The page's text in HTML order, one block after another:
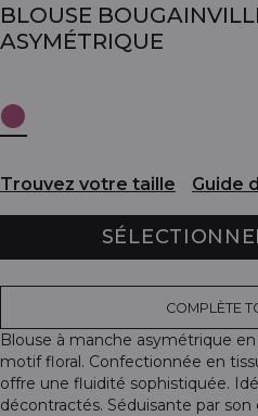
BLOUSE
ASYMÉTRIQUE
Trouvez votre taille Guide
COMPLÈTE
Blouse à manche asymétrique
motif floral. Confectionnée en
offre une fluidité sophistiquée.
décontractés. Séduisante par